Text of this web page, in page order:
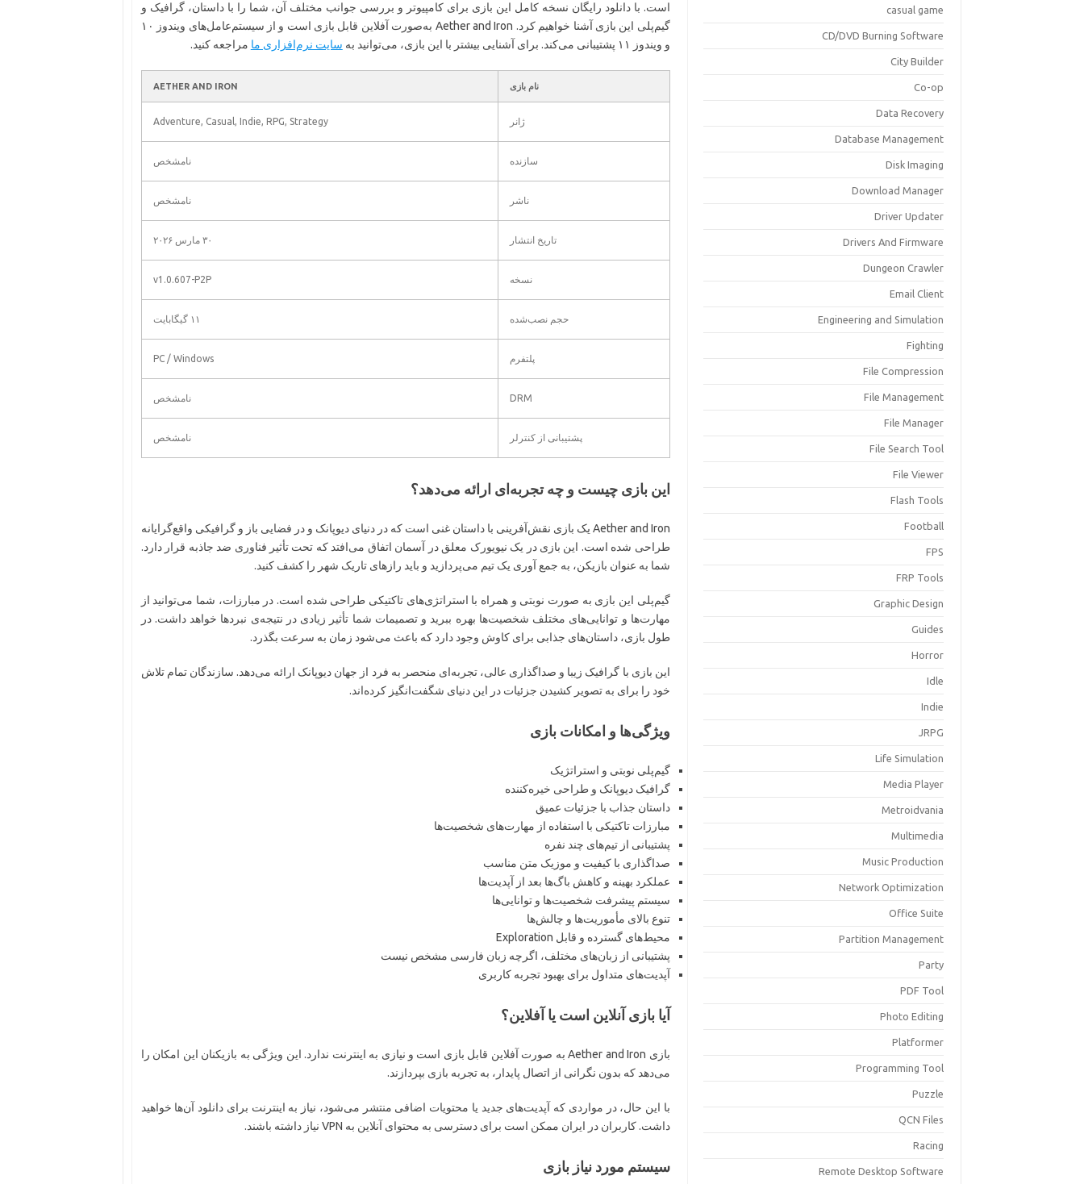
است. با دانلود رایگان نسخه کامل این بازی برای کامپیوتر و بررسی جوانب مختلف آن، شما را با داستان، گرافیک و
گیم‌پلی این بازی آشنا خواهیم کرد. Aether and Iron به‌صورت آفلاین قابل بازی است و از سیستم‌عامل‌های ویندوز ۱۰
و ویندوز ۱۱ پشتیبانی می‌کند. برای آشنایی بیشتر با این بازی، می‌توانید به
سایت نرم‌افزاری ما مراجعه کنید.
نام بازی AETHER AND IRON
ژانر Adventure, Casual, Indie, RPG, Strategy
سازنده نامشخص
ناشر نامشخص
تاریخ انتشار ۳۰ مارس ۲۰۲۶
نسخه v1.0.607-P2P
حجم نصب‌شده ۱۱ گیگابایت
پلتفرم PC / Windows
DRM نامشخص
پشتیبانی از کنترلر نامشخص
این بازی چیست و چه تجربه‌ای ارائه می‌دهد؟
Aether and Iron یک بازی نقش‌آفرینی با داستان غنی است که در دنیای دیوپانک و در فضایی باز و گرافیکی واقع‌گرایانه
طراحی شده است. این بازی در یک نیویورک معلق در آسمان اتفاق می‌افتد که تحت تأثیر فناوری ضد جاذبه قرار دارد.
شما به عنوان بازیکن، به جمع آوری یک تیم می‌پردازید و باید رازهای تاریک شهر را کشف کنید.
گیم‌پلی این بازی به صورت نوبتی و همراه با استراتژی‌های تاکتیکی طراحی شده است. در مبارزات، شما می‌توانید از
مهارت‌ها و توانایی‌های مختلف شخصیت‌ها بهره ببرید و تصمیمات شما تأثیر زیادی در نتیجه‌ی نبردها خواهد داشت. در
طول بازی، داستان‌های جذابی برای کاوش وجود دارد که باعث می‌شود زمان به سرعت بگذرد.
این بازی با گرافیک زیبا و صداگذاری عالی، تجربه‌ای منحصر به فرد از جهان دیوپانک ارائه می‌دهد. سازندگان تمام تلاش
خود را برای به تصویر کشیدن جزئیات در این دنیای شگفت‌انگیز کرده‌اند.
ویژگی‌ها و امکانات بازی
گیم‌پلی نوبتی و استراتژیک
گرافیک دیوپانک و طراحی خیره‌کننده
داستان جذاب با جزئیات عمیق
مبارزات تاکتیکی با استفاده از مهارت‌های شخصیت‌ها
پشتیبانی از تیم‌های چند نفره
صداگذاری با کیفیت و موزیک متن مناسب
عملکرد بهینه و کاهش باگ‌ها بعد از آپدیت‌ها
سیستم پیشرفت شخصیت‌ها و توانایی‌ها
تنوع بالای مأموریت‌ها و چالش‌ها
محیط‌های گسترده و قابل Exploration
پشتیبانی از زبان‌های مختلف، اگرچه زبان فارسی مشخص نیست
آپدیت‌های متداول برای بهبود تجربه کاربری
آیا بازی آنلاین است یا آفلاین؟
بازی Aether and Iron به صورت آفلاین قابل بازی است و نیازی به اینترنت ندارد. این ویژگی به بازیکنان این امکان را
می‌دهد که بدون نگرانی از اتصال پایدار، به تجربه بازی بپردازند.
با این حال، در مواردی که آپدیت‌های جدید یا محتویات اضافی منتشر می‌شود، نیاز به اینترنت برای دانلود آن‌ها خواهید
داشت. کاربران در ایران ممکن است برای دسترسی به محتوای آنلاین به VPN نیاز داشته باشند.
سیستم مورد نیاز بازی
casual game
CD/DVD Burning Software
City Builder
Co-op
Data Recovery
Database Management
Disk Imaging
Download Manager
Driver Updater
Drivers And Firmware
Dungeon Crawler
Email Client
Engineering and Simulation
Fighting
File Compression
File Management
File Manager
File Search Tool
File Viewer
Flash Tools
Football
FPS
FRP Tools
Graphic Design
Guides
Horror
Idle
Indie
JRPG
Life Simulation
Media Player
Metroidvania
Multimedia
Music Production
Network Optimization
Office Suite
Partition Management
Party
PDF Tool
Photo Editing
Platformer
Programming Tool
Puzzle
QCN Files
Racing
Remote Desktop Software